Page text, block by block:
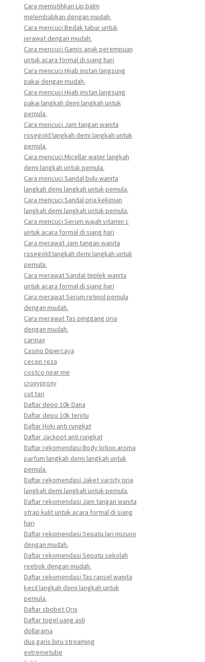
Cara memutihkan Lip balm
melembabkan dengan mudah.
Cara mencuci Bedak tabur untuk
jerawat dengan mudah.
Cara mencuci Gamis anak perempuan
untuk acara formal di siang hari
Cara mencuci Hijab instan langsung
pakai dengan mudah.
Cara mencuci Hijab instan langsung
pakai langkah demi langkah untuk
pemula.
Cara mencuci Jam tangan wanita
rosegold langkah demi langkah untuk
pemula.
Cara mencuci Micellar water langkah
demi langkah untuk pemula.
Cara mencuci Sandal bulu wanita
langkah demi langkah untuk pemula.
Cara mencuci Sandal pria kekinian
langkah demi langkah untuk pemula.
Cara mencuci Serum wajah vitamin c
untuk acara formal di siang hari
Cara merawat Jam tangan wanita
rosegold langkah demi langkah untuk
pemula.
Cara merawat Sandal teplek wanita
untuk acara formal di siang hari
Cara merawat Serum retinol pemula
dengan mudah.
Cara merawat Tas pinggang pria
dengan mudah.
carmax
Casino Dipercaya
cecep reza
costco near me
croxyproxy
cut tari
Daftar depo 10k Dana
Daftar depo 10k terjitu
Daftar Hoki anti rungkat
Daftar Jackpot anti rungkat
Daftar rekomendasi Body lotion aroma
parfum langkah demi langkah untuk
pemula.
Daftar rekomendasi Jaket varsity pria
langkah demi langkah untuk pemula.
Daftar rekomendasi Jam tangan wanita
strap kulit untuk acara formal di siang
hari
Daftar rekomendasi Sepatu lari mizuno
dengan mudah.
Daftar rekomendasi Sepatu sekolah
reebok dengan mudah.
Daftar rekomendasi Tas ransel wanita
kecil langkah demi langkah untuk
pemula.
Daftar sbobet Qris
Daftar togel uang asli
dollarama
dua garis biru streaming
extremetube